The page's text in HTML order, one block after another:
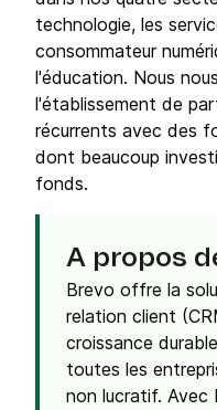
technologie, les
consommateur
l'éducation. Nous
l'établissement de
récurrents avec des
dont beaucoup
fonds.
A propos
Brevo offre la
relation client
croissance
toutes les
non lucratif. Avec